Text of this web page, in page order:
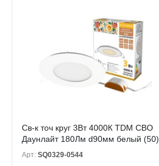
Св-к точ круг 3Вт 4000К TDM СВО
Даунлайт 180Лм d90мм белый (50)
Арт: SQ0329-0544